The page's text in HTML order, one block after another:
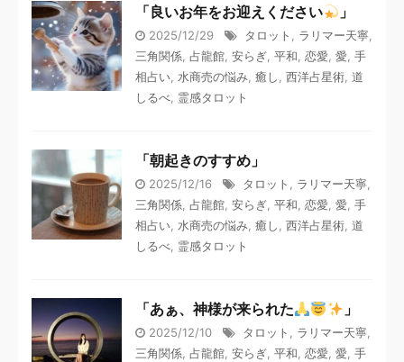
「良いお年をお迎えください 」
2025/12/29 タロット , ラリマー天寧,
三角関係, 占龍館, 安らぎ, 平和, 恋愛, 愛, 手
相占い, 水商売の悩み, 癒し, 西洋占星術, 道
しるべ, 霊感タロット
「朝起きのすすめ」
2025/12/16 タロット , ラリマー天寧,
三角関係, 占龍館, 安らぎ, 平和, 恋愛, 愛, 手
相占い, 水商売の悩み, 癒し, 西洋占星術, 道
しるべ, 霊感タロット
「あぁ、神様が来られた 」
2025/12/10 タロット , ラリマー天寧,
三角関係, 占龍館, 安らぎ, 平和, 恋愛, 愛, 手